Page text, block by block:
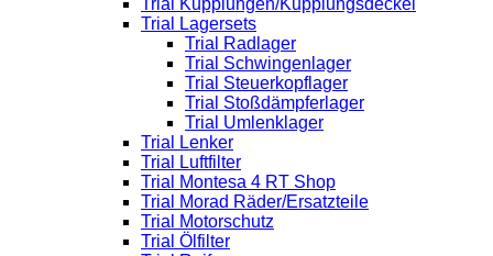
Trial Kupplungen/Kupplungsdeckel
Trial Lagersets
Trial Radlager
Trial Schwingenlager
Trial Steuerkopflager
Trial Stoßdämpferlager
Trial Umlenklager
Trial Lenker
Trial Luftfilter
Trial Montesa 4 RT Shop
Trial Morad Räder/Ersatzteile
Trial Motorschutz
Trial Ölfilter